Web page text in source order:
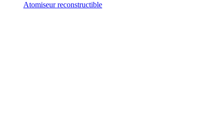
Atomiseur reconstructible